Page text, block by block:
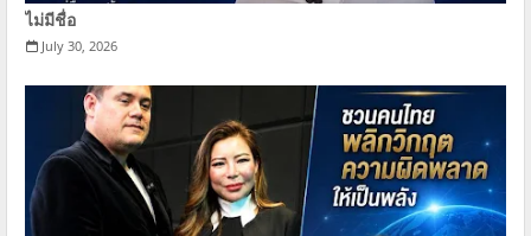
ไม่มีชื่อ
July 30, 2026